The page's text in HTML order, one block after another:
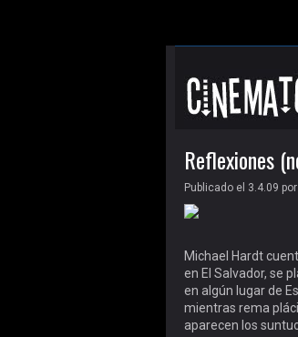
Reflexiones
Publicado el 3.4.09 por
Michael Hardt
en El Salvador, se
en algún lugar de
mientras rema
aparecen los